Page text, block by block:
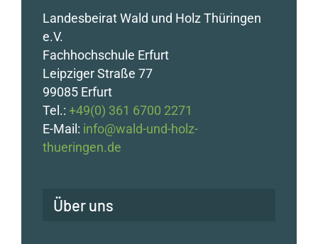
Landesbeirat Wald und Holz Thüringen
e.V.
Fachhochschule Erfurt
Leipziger Straße 77
99085 Erfurt
Tel.: +49(0) 361 6700 2271
E-Mail: info@wald-und-holz-
thueringen.de
Über uns